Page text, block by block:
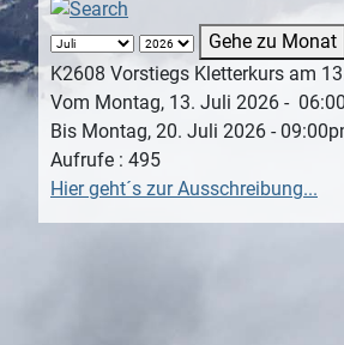
Gehe zu Monat
K2608 Vorstiegs Kletterkurs am
Vom Montag, 13. Juli 2026 -
Bis Montag, 20. Juli 2026 -
Aufrufe : 495
Hier geht´s zur Ausschreibung...